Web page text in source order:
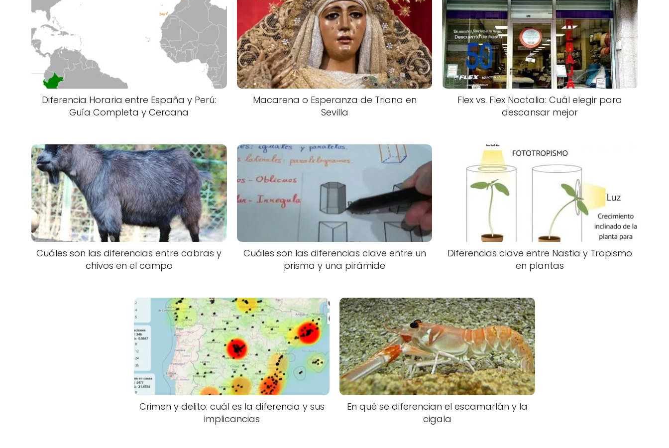
Diferencia Horaria entre España y Perú:
Guía Completa y Cercana
Macarena o Esperanza de Triana en
Sevilla
Flex vs. Flex Noctalia: Cuál elegir para
descansar mejor
Cuáles son las diferencias entre cabras y
chivos en el campo
Cuáles son las diferencias clave entre un
prisma y una pirámide
Diferencias clave entre Nastia y Tropismo
en plantas
Crimen y delito: cuál es la diferencia y sus
implicancias
En qué se diferencian el escamarlán y la
cigala